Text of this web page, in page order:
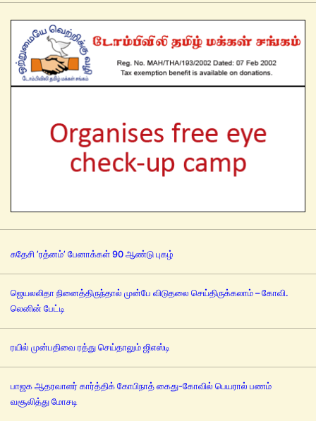
சுதேசி ’ரத்னம்’ பேனாக்கள் 90 ஆண்டு புகழ்
ஜெயலலிதா நினைத்திருந்தால் முன்பே விடுதலை செய்திருக்கலாம் – கோவி.
லெனின் பேட்டி
ரயில் முன்பதிவை ரத்து செய்தாலும் ஜிஎஸ்டி
பாஜக ஆதரவாளர் கார்த்திக் கோபிநாத் கைது-கோவில் பெயரால் பணம்
வசூலித்து மோசடி